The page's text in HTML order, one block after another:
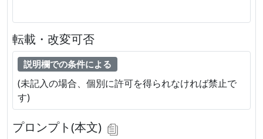
転載・改変可否
説明欄での条件による
(未記入の場合、個別に許可を得られなければ禁止で
す)
プロンプト(本文)